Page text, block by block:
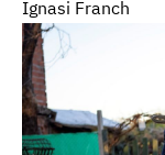
Ignasi Franch